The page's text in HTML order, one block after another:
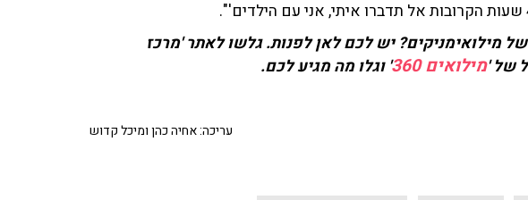
מילואימניקים? יש לכם לאן לפנות. גלשו לאתר 'מרכז
של 'מילואים 360 ' וגלו מה מגיע לכם.
עריכה: אחיה כהן ומיכל קדוש